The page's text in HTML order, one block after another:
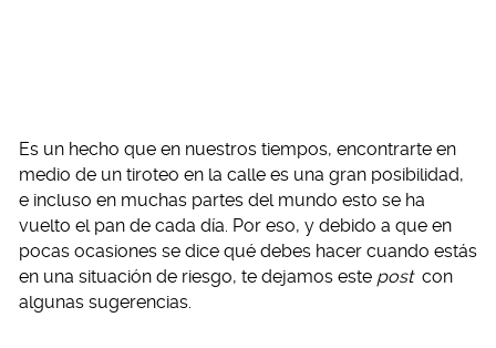
Es un hecho que en nuestros tiempos, encontrarte en
medio de un tiroteo en la calle es una gran posibilidad,
e incluso en muchas partes del mundo esto se ha
vuelto el pan de cada día. Por eso, y debido a que en
pocas ocasiones se dice qué debes hacer cuando estás
en una situación de riesgo, te dejamos este post con
algunas sugerencias.